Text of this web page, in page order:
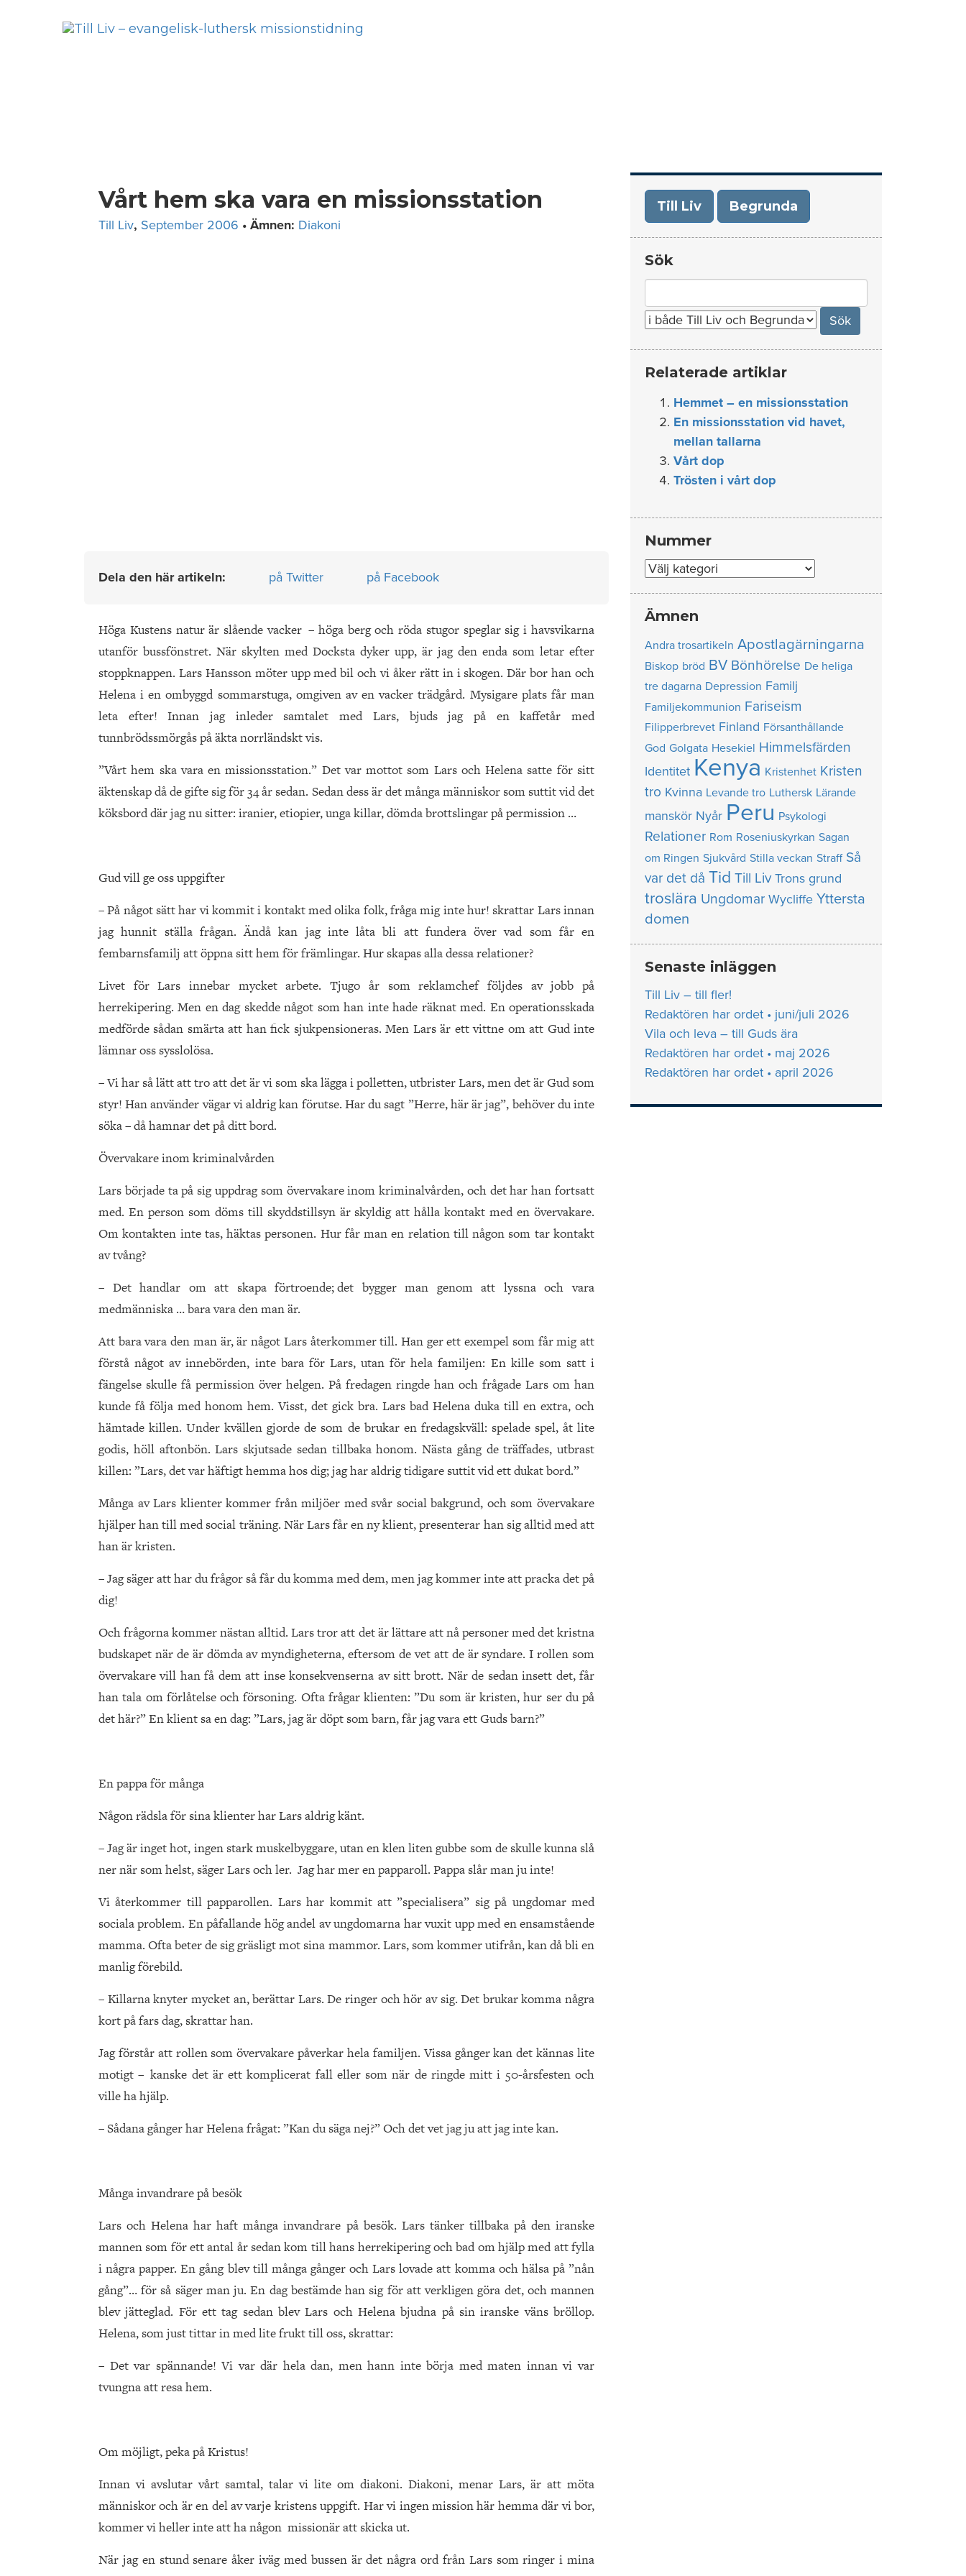
Vårt hem ska vara en missionsstation
Till Liv, September 2006 • Ämnen: Diakoni
Dela den här artikeln: på Twitter på Facebook
Höga Kustens natur är slående vacker – höga berg och röda stugor speglar sig i havsvikarna
utanför bussfönstret. När skylten med Docksta dyker upp, är jag den enda som letar efter
stoppknappen. Lars Hansson möter upp med bil och vi åker rätt in i skogen. Där bor han och
Helena i en ombyggd sommarstuga, omgiven av en vacker trädgård. Mysigare plats får man
leta efter! Innan jag inleder samtalet med Lars, bjuds jag på en kaffetår med
tunnbrödssmörgås på äkta norrländskt vis.
”Vårt hem ska vara en missionsstation.” Det var mottot som Lars och Helena satte för sitt
äktenskap då de gifte sig för 34 år sedan. Sedan dess är det många människor som suttit vid det
köksbord där jag nu sitter: iranier, etiopier, unga killar, dömda brottslingar på permission …
Gud vill ge oss uppgifter
– På något sätt har vi kommit i kontakt med olika folk, fråga mig inte hur! skrattar Lars innan
jag hunnit ställa frågan. Ändå kan jag inte låta bli att fundera över vad som får en
fembarnsfamilj att öppna sitt hem för främlingar. Hur skapas alla dessa relationer?
Livet för Lars innebar mycket arbete. Tjugo år som reklamchef följdes av jobb på
herrekipering. Men en dag skedde något som han inte hade räknat med. En operationsskada
medförde sådan smärta att han fick sjukpensioneras. Men Lars är ett vittne om att Gud inte
lämnar oss sysslolösa.
– Vi har så lätt att tro att det är vi som ska lägga i polletten, utbrister Lars, men det är Gud som
styr! Han använder vägar vi aldrig kan förutse. Har du sagt ”Herre, här är jag”, behöver du inte
söka – då hamnar det på ditt bord.
Övervakare inom kriminalvården
Lars började ta på sig uppdrag som övervakare inom kriminalvården, och det har han fortsatt
med. En person som döms till skyddstillsyn är skyldig att hålla kontakt med en övervakare.
Om kontakten inte tas, häktas personen. Hur får man en relation till någon som tar kontakt
av tvång?
– Det handlar om att skapa förtroende; det bygger man ge­nom att lyssna och vara
medmänniska … bara vara den man är.
Att bara vara den man är, är något Lars återkommer till. Han ger ett exempel som får mig att
förstå något av innebörden, inte bara för Lars, utan för hela familjen: En kille som satt i
fängelse skulle få permission över helgen. På fredagen ringde han och frågade Lars om han
kunde få följa med honom hem. Visst, det gick bra. Lars bad Helena duka till en extra, och
hämtade killen. Under kvällen gjorde de som de brukar en fredagskväll: spelade spel, åt lite
godis, höll aftonbön. Lars skjutsade sedan tillbaka honom. Nästa gång de träffades, utbrast
killen: ”Lars, det var häftigt hemma hos dig; jag har aldrig tidigare suttit vid ett dukat bord.”
Många av Lars klienter kommer från miljöer med svår social bakgrund, och som övervakare
hjälper han till med social träning. När Lars får en ny klient, presenterar han sig alltid med att
han är kristen.
– Jag säger att har du frågor så får du komma med dem, men jag kommer inte att pracka det på
dig!
Och frågorna kommer nästan alltid. Lars tror att det är lättare att nå personer med det kristna
budskapet när de är dömda av myndigheterna, eftersom de vet att de är syndare. I rollen som
övervakare vill han få dem att inse konsekvenserna av sitt brott. När de sedan insett det, får
han tala om förlåtelse och försoning. Ofta frågar klienten: ”Du som är kristen, hur ser du på
det här?” En klient sa en dag: ”Lars, jag är döpt som barn, får jag vara ett Guds barn?”
En pappa för många
Någon rädsla för sina klienter har Lars aldrig känt.
– Jag är inget hot, ingen stark muskelbyggare, utan en klen liten gubbe som de skulle kunna slå
ner när som helst, säger Lars och ler. Jag har mer en papparoll. Pappa slår man ju inte!
Vi återkommer till papparollen. Lars har kommit att ”specialisera” sig på ungdomar med
sociala problem. En påfallande hög andel av ungdomarna har vuxit upp med en ensamstående
mamma. Ofta beter de sig gräsligt mot sina mammor. Lars, som kommer utifrån, kan då bli en
manlig förebild.
– Killarna knyter mycket an, berättar Lars. De ringer och hör av sig. Det brukar komma några
kort på fars dag, skrattar han.
Jag förstår att rollen som övervakare påverkar hela familjen. Vissa gånger kan det kännas lite
motigt – kanske det är ett komplicerat fall eller som när de ringde mitt i 50-årsfesten och
ville ha hjälp.
– Sådana gånger har Helena frågat: ”Kan du säga nej?” Och det vet jag ju att jag inte kan.
Många invandrare på besök
Lars och Helena har haft många invandrare på besök. Lars tänker tillbaka på den iranske
mannen som för ett antal år sedan kom till hans herrekipering och bad om hjälp med att fylla
i några papper. En gång blev till många gånger och Lars lovade att komma och hälsa på ”nån
gång”… för så säger man ju. En dag bestämde han sig för att verkligen göra det, och mannen
blev jätteglad. För ett tag sedan blev Lars och Helena bjudna på sin iranske väns bröllop.
Helena, som just tittar in med lite frukt till oss, skrattar:
– Det var spännande! Vi var där hela dan, men hann inte börja med maten innan vi var
tvungna att resa hem.
Om möjligt, peka på Kristus!
Innan vi avslutar vårt samtal, talar vi lite om diakoni. Diakoni, menar Lars, är att möta
människor och är en del av varje kristens uppgift. Har vi ingen mission här hemma där vi bor,
kommer vi heller inte att ha någon missionär att skicka ut.
När jag en stund senare åker iväg med bussen är det några ord från Lars som ringer i mina
Till Liv Begrunda
Sök
for:
Relaterade artiklar
Hemmet – en missionsstation
En missionsstation vid havet,
mellan tallarna
Vårt dop
Trösten i vårt dop
Nummer
Nummer
Ämnen
Andra trosartikeln Apostlagärningarna
Biskop bröd BV Bönhörelse De heliga
tre dagarna Depression Familj
Familjekommunion Fariseism
Filipperbrevet Finland Försanthållande
God Golgata Hesekiel Himmelsfärden
Identitet Kenya Kristenhet Kristen
tro Kvinna Levande tro Luthersk Lärande
manskör Nyår Peru Psykologi
Relationer Rom Roseniuskyrkan Sagan
om Ringen Sjukvård Stilla veckan Straff Så
var det då Tid Till Liv Trons grund
troslära Ungdomar Wycliffe Yttersta
domen
Senaste inläggen
Till Liv – till fler!
Redaktören har ordet • juni/juli 2026
Vila och leva – till Guds ära
Redaktören har ordet • maj 2026
Redaktören har ordet • april 2026